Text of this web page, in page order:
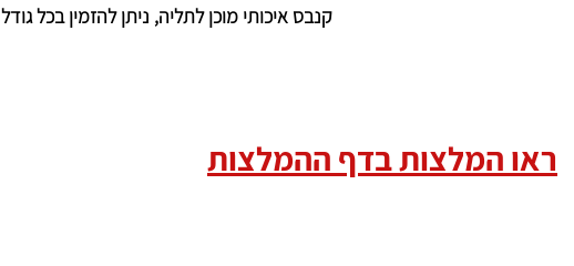
קנבס איכותי מוכן לתליה, ניתן להזמין בכל גודל
ראו המלצות בדף ההמלצות